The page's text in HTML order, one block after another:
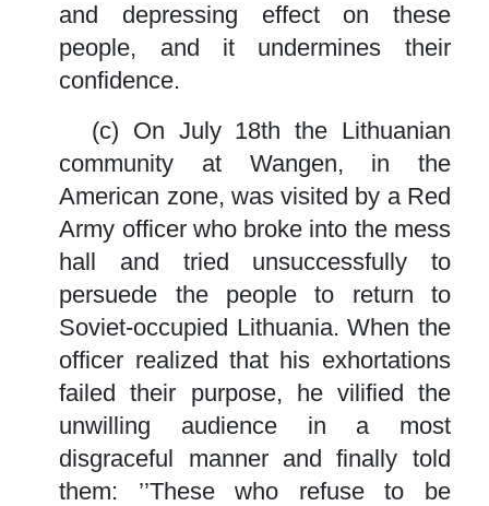
and depressing effect on these
people, and it undermines their
confidence.
(c) On July 18th the Lithuanian
community at Wangen, in the
American zone, was visited by a Red
Army officer who broke into the mess
hall and tried unsuccessfully to
persuede the people to return to
Soviet-occupied Lithuania. When the
officer realized that his exhortations
failed their purpose, he vilified the
unwilling audience in a most
disgraceful manner and finally told
them: ’’These who refuse to be